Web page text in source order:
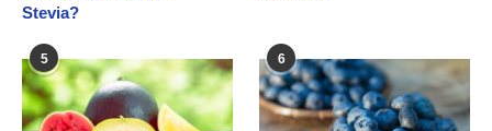
Stevia?
5 6